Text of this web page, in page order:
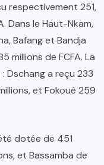
respectivement 251,
Dans le Haut-Nkam,
Bafang et Bandja
millions de FCFA. La
Dschang a reçu 233
et Fokoué 259
dotée de 451
et Bassamba de